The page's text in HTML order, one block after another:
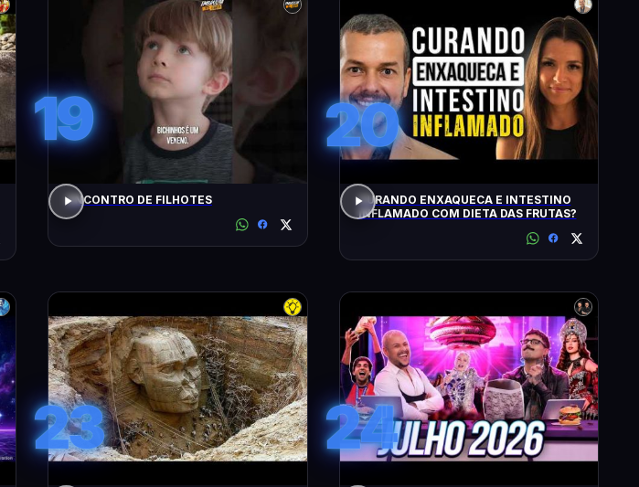
19
ENCONTRO DE FILHOTES
20
CURANDO ENXAQUECA E INTESTINO
INFLAMADO COM DIETA DAS FRUTAS?
23 24